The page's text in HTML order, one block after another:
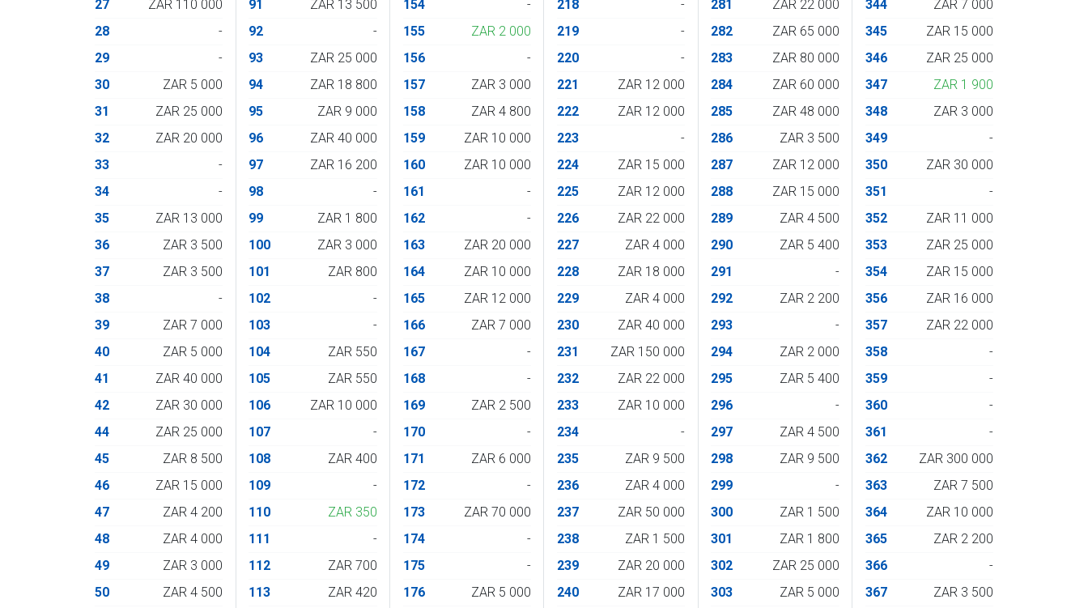
27
ZAR 110 000
28
-
29
-
30
ZAR 5 000
31
ZAR 25 000
32
ZAR 20 000
33
-
34
-
35
ZAR 13 000
36
ZAR 3 500
37
ZAR 3 500
38
-
39
ZAR 7 000
40
ZAR 5 000
41
ZAR 40 000
42
ZAR 30 000
44
ZAR 25 000
45
ZAR 8 500
46
ZAR 15 000
47
ZAR 4 200
48
ZAR 4 000
49
ZAR 3 000
50
ZAR 4 500
91
ZAR 13 500
92
-
93
ZAR 25 000
94
ZAR 18 800
95
ZAR 9 000
96
ZAR 40 000
97
ZAR 16 200
98
-
99
ZAR 1 800
100
ZAR 3 000
101
ZAR 800
102
-
103
-
104
ZAR 550
105
ZAR 550
106
ZAR 10 000
107
-
108
ZAR 400
109
-
110
ZAR 350
111
-
112
ZAR 700
113
ZAR 420
154
-
155
ZAR 2 000
156
-
157
ZAR 3 000
158
ZAR 4 800
159
ZAR 10 000
160
ZAR 10 000
161
-
162
-
163
ZAR 20 000
164
ZAR 10 000
165
ZAR 12 000
166
ZAR 7 000
167
-
168
-
169
ZAR 2 500
170
-
171
ZAR 6 000
172
-
173
ZAR 70 000
174
-
175
-
176
ZAR 5 000
218
-
219
-
220
-
221
ZAR 12 000
222
ZAR 12 000
223
-
224
ZAR 15 000
225
ZAR 12 000
226
ZAR 22 000
227
ZAR 4 000
228
ZAR 18 000
229
ZAR 4 000
230
ZAR 40 000
231
ZAR 150 000
232
ZAR 22 000
233
ZAR 10 000
234
-
235
ZAR 9 500
236
ZAR 4 000
237
ZAR 50 000
238
ZAR 1 500
239
ZAR 20 000
240
ZAR 17 000
281
ZAR 22 000
282
ZAR 65 000
283
ZAR 80 000
284
ZAR 60 000
285
ZAR 48 000
286
ZAR 3 500
287
ZAR 12 000
288
ZAR 15 000
289
ZAR 4 500
290
ZAR 5 400
291
-
292
ZAR 2 200
293
-
294
ZAR 2 000
295
ZAR 5 400
296
-
297
ZAR 4 500
298
ZAR 9 500
299
-
300
ZAR 1 500
301
ZAR 1 800
302
ZAR 25 000
303
ZAR 5 000
344
ZAR 7 000
345
ZAR 15 000
346
ZAR 25 000
347
ZAR 1 900
348
ZAR 3 000
349
-
350
ZAR 30 000
351
-
352
ZAR 11 000
353
ZAR 25 000
354
ZAR 15 000
356
ZAR 16 000
357
ZAR 22 000
358
-
359
-
360
-
361
-
362
ZAR 300 000
363
ZAR 7 500
364
ZAR 10 000
365
ZAR 2 200
366
-
367
ZAR 3 500